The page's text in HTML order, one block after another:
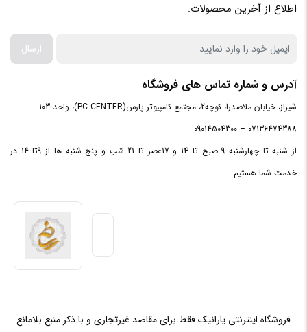
اطلاع از آخرین محصولات:
ارسال
آدرس و شماره تماس های فروشگاه
شیراز، خیابان ملاصدرا، کوچه2، مجتمع کامپیوتر پارس(PC CENTER)، واحد 103
07136474388 – 09014504300
از شنبه تا چهارشنبه 9 صبح تا 14 و 17عصر تا 21 شب و پنج شنبه ها از 9تا 14 در
خدمت شما هستیم.
فروشگاه اینترنتی یارانیک فقط برای مقاصد غیرتجاری و با ذکر منبع بلامانع